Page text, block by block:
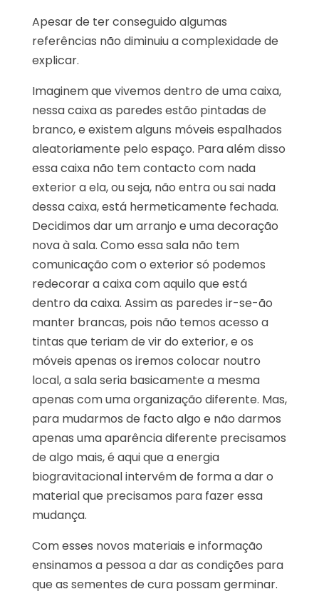
Apesar de ter conseguido algumas
referências não diminuiu a complexidade de
explicar.
Imaginem que vivemos dentro de uma caixa,
nessa caixa as paredes estão pintadas de
branco, e existem alguns móveis espalhados
aleatoriamente pelo espaço. Para além disso
essa caixa não tem contacto com nada
exterior a ela, ou seja, não entra ou sai nada
dessa caixa, está hermeticamente fechada.
Decidimos dar um arranjo e uma decoração
nova à sala. Como essa sala não tem
comunicação com o exterior só podemos
redecorar a caixa com aquilo que está
dentro da caixa. Assim as paredes ir-se-ão
manter brancas, pois não temos acesso a
tintas que teriam de vir do exterior, e os
móveis apenas os iremos colocar noutro
local, a sala seria basicamente a mesma
apenas com uma organização diferente. Mas,
para mudarmos de facto algo e não darmos
apenas uma aparência diferente precisamos
de algo mais, é aqui que a energia
biogravitacional intervém de forma a dar o
material que precisamos para fazer essa
mudança.
Com esses novos materiais e informação
ensinamos a pessoa a dar as condições para
que as sementes de cura possam germinar.